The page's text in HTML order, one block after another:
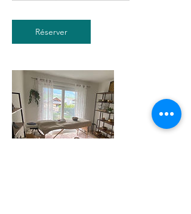
i
n
Réserver